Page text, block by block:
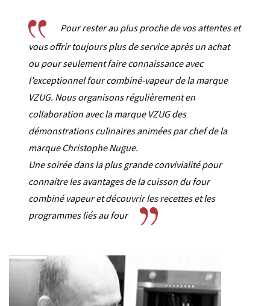
Pour rester au plus proche de vos attentes et
vous offrir toujours plus de service après un achat
ou pour seulement faire connaissance avec
l’exceptionnel four combiné-vapeur de la marque
VZUG. Nous organisons régulièrement en
collaboration avec la marque VZUG des
démonstrations culinaires animées par chef de la
marque Christophe Nugue.
Une soirée dans la plus grande convivialité pour
connaitre les avantages de la cuisson du four
combiné vapeur et découvrir les recettes et les
programmes liés au four